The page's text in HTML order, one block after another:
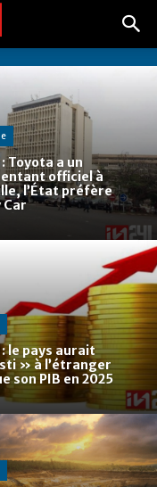
Toyota a un
officiel à
l’État préfère
Car
: le pays aurait
» à l’étranger
son PIB en 2025